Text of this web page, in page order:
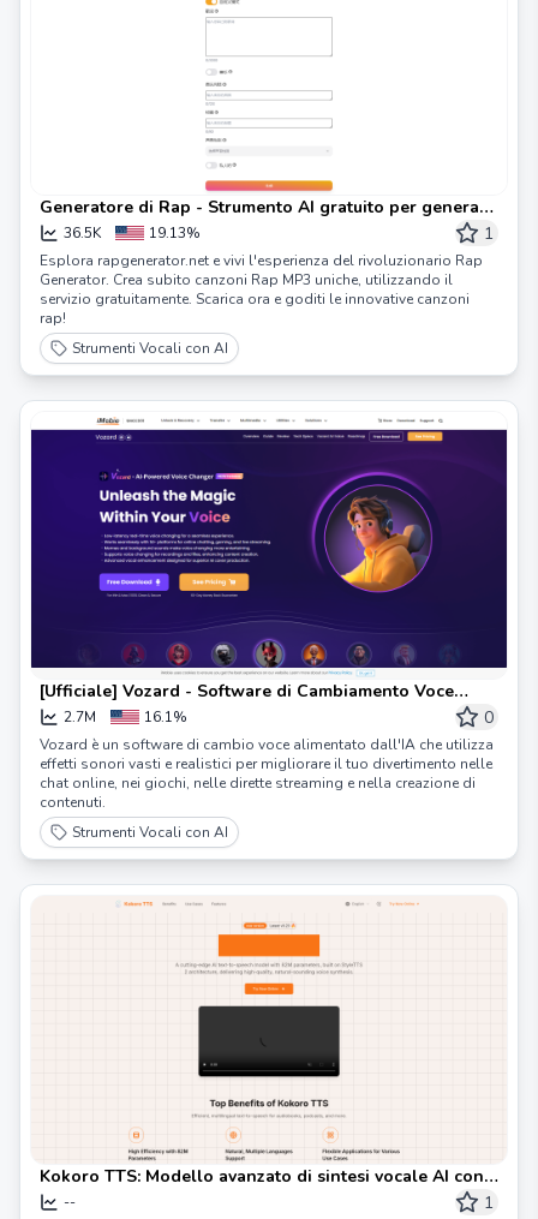
Generatore di Rap - Strumento AI gratuito per generare
testi e canzoni rap
36.5K 19.13% 1
Esplora rapgenerator.net e vivi l'esperienza del rivoluzionario Rap
Generator. Crea subito canzoni Rap MP3 uniche, utilizzando il
servizio gratuitamente. Scarica ora e goditi le innovative canzoni
rap!
Strumenti Vocali con AI
[Ufficiale] Vozard - Software di Cambiamento Voce
Potenziato da AI
2.7M 16.1% 0
Vozard è un software di cambio voce alimentato dall'IA che utilizza
effetti sonori vasti e realistici per migliorare il tuo divertimento nelle
chat online, nei giochi, nelle dirette streaming e nella creazione di
contenuti.
Strumenti Vocali con AI
Kokoro TTS: Modello avanzato di sintesi vocale AI con
82 milioni di parametri
-- 1